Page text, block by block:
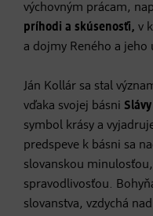
výchovným prácam,
príhodi a skúsenosťi, v
a dojmy Reného a jeho
Ján Kollár sa stal
vďaka svojej básni
symbol krásy a
predspeve k básni sa
slovanskou
spravodlivosťou.
slovanstva, vzdychá